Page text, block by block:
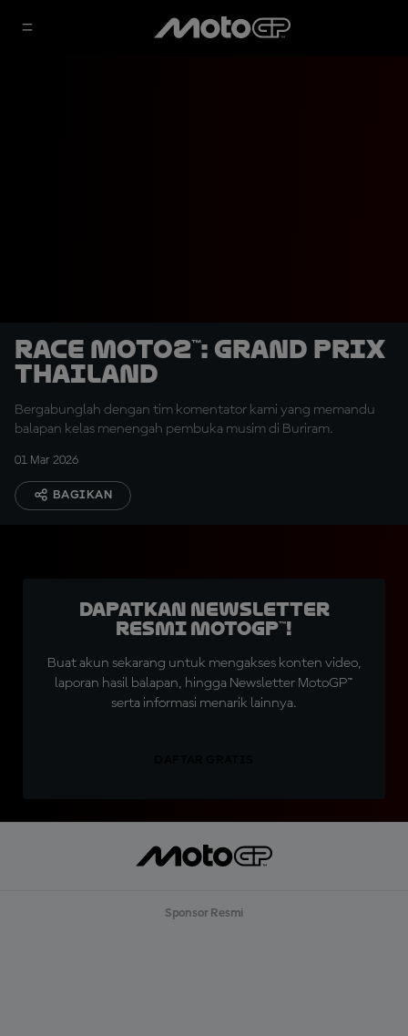
Race Moto2™: Grand Prix
Thailand
Bergabunglah dengan tim komentator kami yang memandu
balapan kelas menengah pembuka musim di Buriram.
01 Mar 2026
BAGIKAN
Dapatkan Newsletter
Resmi MotoGP™!
Buat akun sekarang untuk mengakses konten video,
laporan hasil balapan, hingga Newsletter MotoGP™
serta informasi menarik lainnya.
Sponsor Resmi